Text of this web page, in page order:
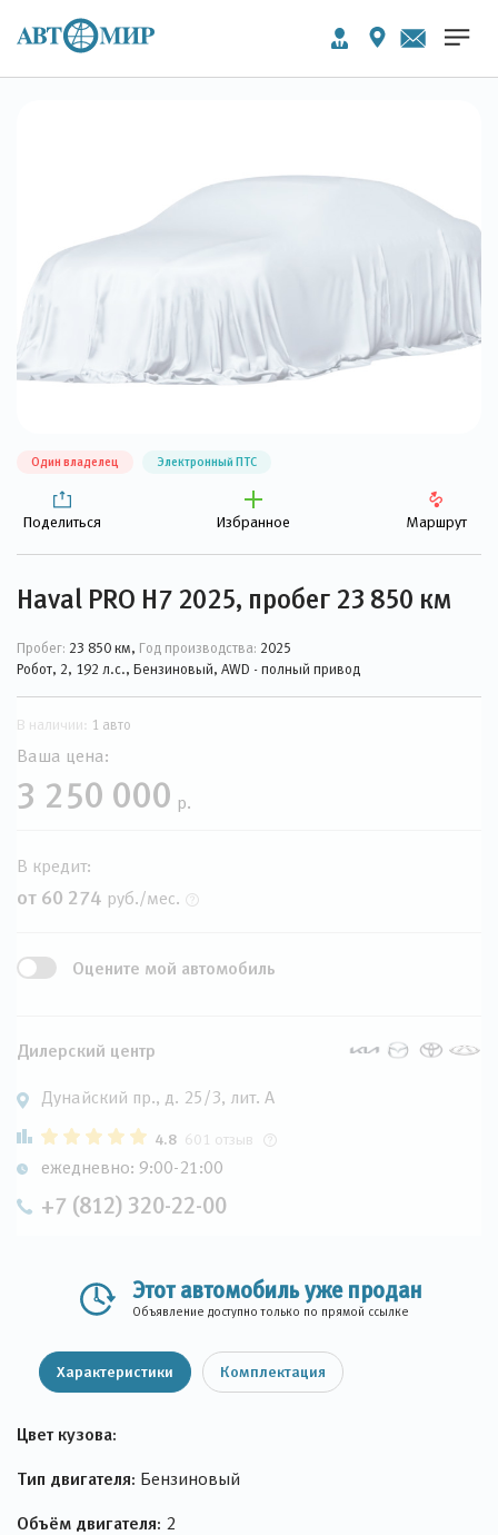
Один владелец Электронный ПТС
Поделиться Избранное Маршрут
Haval PRO H7 2025, пробег 23 850 км
Пробег: 23 850 км, Год производства: 2025
Робот, 2, 192 л.с., Бензиновый, AWD - полный привод
В наличии: 1 авто
Ваша цена:
3 250 000 р.
В кредит:
от 60 274 руб./мес.
Оцените мой автомобиль
Дилерский центр
Дунайский пр., д. 25/3, лит. А
4.8 601 отзыв
ежедневно: 9:00-21:00
+7 (812) 320-22-00
Этот автомобиль уже продан
Объявление доступно только по прямой ссылке
Характеристики Комплектация
Цвет кузова:
Тип двигателя: Бензиновый
Объём двигателя: 2